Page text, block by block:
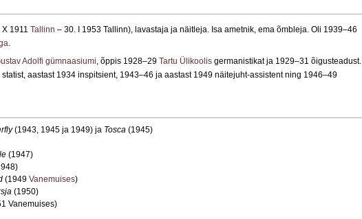
1911 Tallinn – 30. I 1953 Tallinn), lavastaja ja näitleja. Isa ametnik, ema õmbleja. Oli 1939–46
.
Adolfi gümnaasiumi, õppis 1928–29 Tartu Ülikoolis germanistikat ja 1929–31 õigusteadust.
statist, aastast 1934 inspitsient, 1943–46 ja aastast 1949 näitejuht‑assistent ning 1946–49
(1943, 1945 ja 1949) ja Tosca (1945)
(1947)
(1949 Vanemuises)
(1950)
Vanemuises)